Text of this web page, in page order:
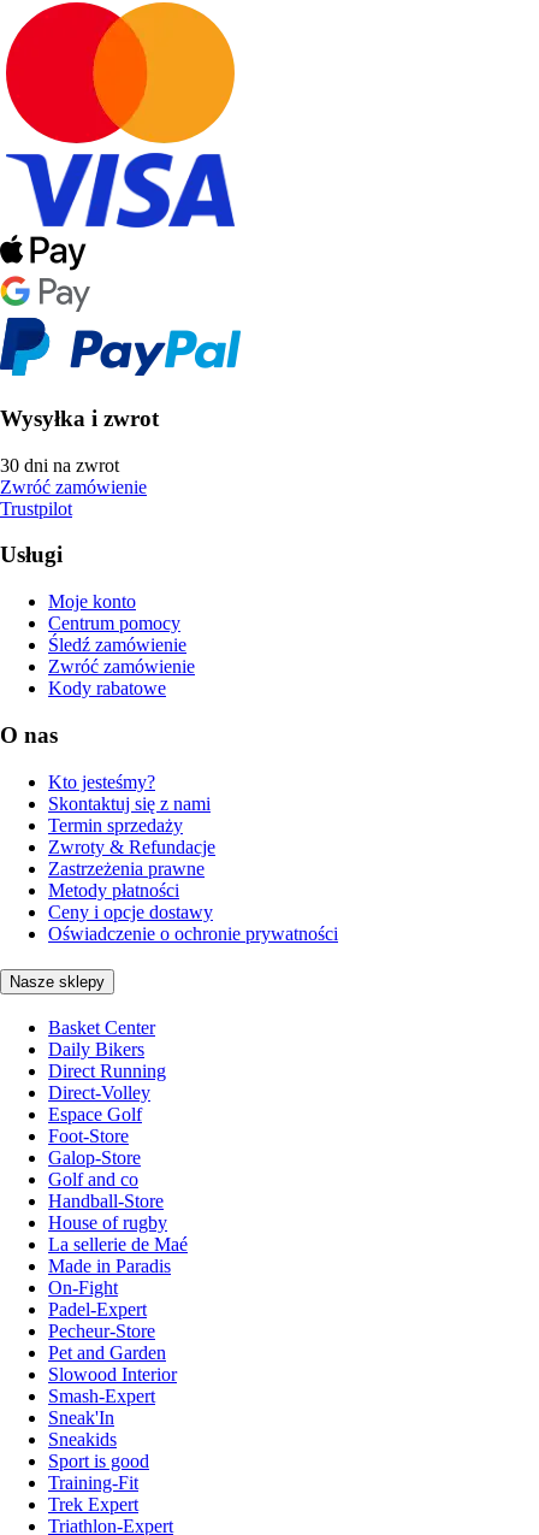
Wysyłka i zwrot
30 dni na zwrot
Zwróć zamówienie
Trustpilot
Usługi
Moje konto
Centrum pomocy
Śledź zamówienie
Zwróć zamówienie
Kody rabatowe
O nas
Kto jesteśmy?
Skontaktuj się z nami
Termin sprzedaży
Zwroty & Refundacje
Zastrzeżenia prawne
Metody płatności
Ceny i opcje dostawy
Oświadczenie o ochronie prywatności
Nasze sklepy
Basket Center
Daily Bikers
Direct Running
Direct-Volley
Espace Golf
Foot-Store
Galop-Store
Golf and co
Handball-Store
House of rugby
La sellerie de Maé
Made in Paradis
On-Fight
Padel-Expert
Pecheur-Store
Pet and Garden
Slowood Interior
Smash-Expert
Sneak'In
Sneakids
Sport is good
Training-Fit
Trek Expert
Triathlon-Expert